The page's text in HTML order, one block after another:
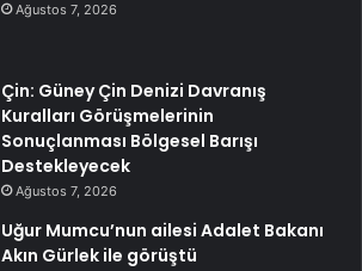
Ağustos 7, 2026
Çin: Güney Çin Denizi Davranış
Kuralları Görüşmelerinin
Sonuçlanması Bölgesel Barışı
Destekleyecek
Ağustos 7, 2026
Uğur Mumcu’nun ailesi Adalet Bakanı
Akın Gürlek ile görüştü